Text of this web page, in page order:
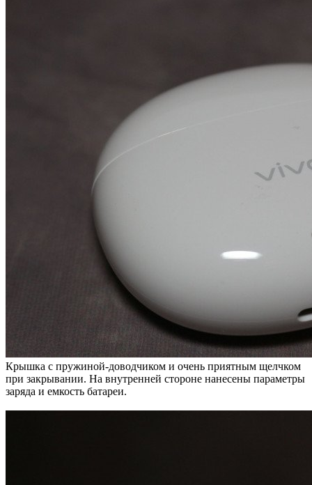
Крышка с пружиной-доводчиком и очень приятным щелчком
при закрывании. На внутренней стороне нанесены параметры
заряда и емкость батареи.